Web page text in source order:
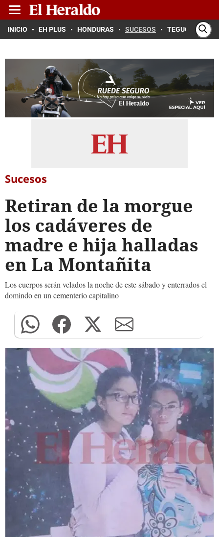
INICIO EH PLUS HONDURAS SUCESOS TEGUCIGALPA
Sucesos
Retiran de la morgue
los cadáveres de
madre e hija halladas
en La Montañita
Los cuerpos serán velados la noche de este sábado y enterrados el
domindo en un cementerio capitalino